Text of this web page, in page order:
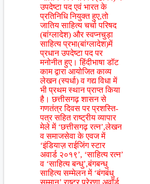
उपदेष्टा पद एवं भारत के
प्रतिनिधि नियुक्त हुए,तो
जातिय साहित्य चर्चा परिषद
(बांग्लादेश) और स्वप्नचुड़ा
साहित्य प्रभा(बांग्लादेश)में
प्रधान उपदेष्टा पद पर
मनोनीत हुए। हिंदीभाषा डॉट
काम द्वारा आयोजित काव्य
लेखन (स्पर्धा) व गद्य विधा में
भी प्रथम स्थान प्राप्त किया
है। छत्तीसगढ़ शासन से
गणतंत्र दिवस पर प्रशस्ति-
पत्र सहित राष्ट्रीय व्यापार
मेले में ‘छत्तीसगढ़ रत्न’,लेखन
व समाजसेवा के एवज में
‘इंडियाज़ राईजिंग स्टार
अवार्ड २०१९’, ‘साहित्य रत्न’
व ‘साहित्य बन्धु’,बंगबन्धु
साहित्य सम्मेलन में ‘बंगबंधु